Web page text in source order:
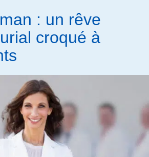
: un rêve
croqué à